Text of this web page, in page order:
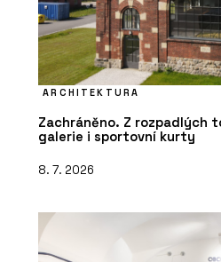
ARCHITEKTURA
Zachráněno. Z rozpadlých
galerie i sportovní kurty
8. 7. 2026